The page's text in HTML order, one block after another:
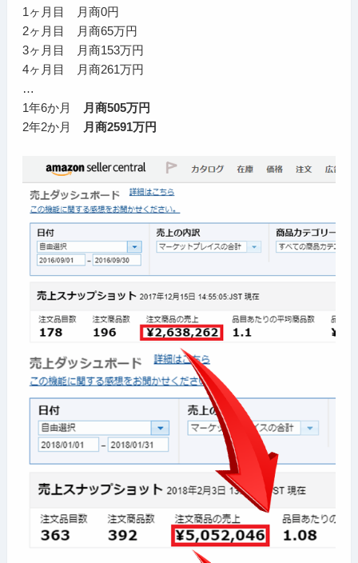
1ヶ月目 月商0円
2ヶ月目 月商65万円
3ヶ月目 月商153万円
4ヶ月目 月商261万円
…
1年6か月
月商505万円
2年2か月
月商2591万円